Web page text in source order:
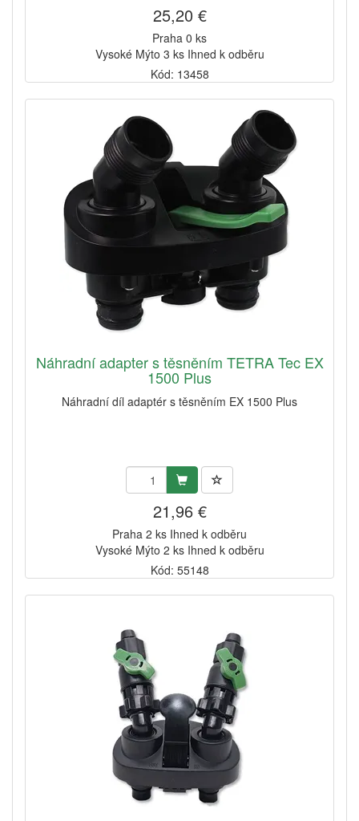
25,20 €
Praha 0 ks
Vysoké Mýto 3 ks Ihned k odběru
Kód: 13458
Náhradní adapter s těsněním TETRA Tec EX
1500 Plus
Náhradní díl adaptér s těsněním EX 1500 Plus
21,96 €
Praha 2 ks Ihned k odběru
Vysoké Mýto 2 ks Ihned k odběru
Kód: 55148